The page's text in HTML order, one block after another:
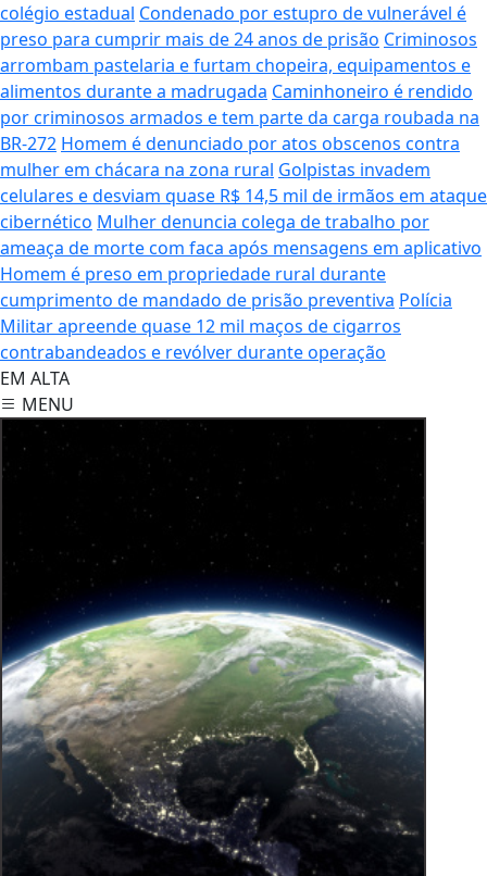
colégio estadual Condenado por estupro de vulnerável é
preso para cumprir mais de 24 anos de prisão Criminosos
arrombam pastelaria e furtam chopeira, equipamentos e
alimentos durante a madrugada Caminhoneiro é rendido
por criminosos armados e tem parte da carga roubada na
BR-272 Homem é denunciado por atos obscenos contra
mulher em chácara na zona rural Golpistas invadem
celulares e desviam quase R$ 14,5 mil de irmãos em ataque
cibernético Mulher denuncia colega de trabalho por
ameaça de morte com faca após mensagens em aplicativo
Homem é preso em propriedade rural durante
cumprimento de mandado de prisão preventiva Polícia
Militar apreende quase 12 mil maços de cigarros
contrabandeados e revólver durante operação
EM ALTA
MENU